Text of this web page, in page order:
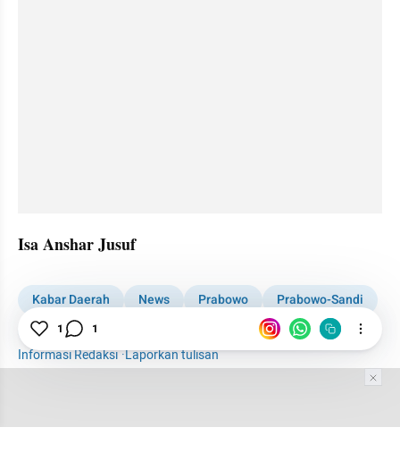
Isa Anshar Jusuf
Kabar Daerah News Prabowo
Prabowo-Sandi
Manado
Kampanye
Informasi Redaksi·Laporkan tulisan
1 1